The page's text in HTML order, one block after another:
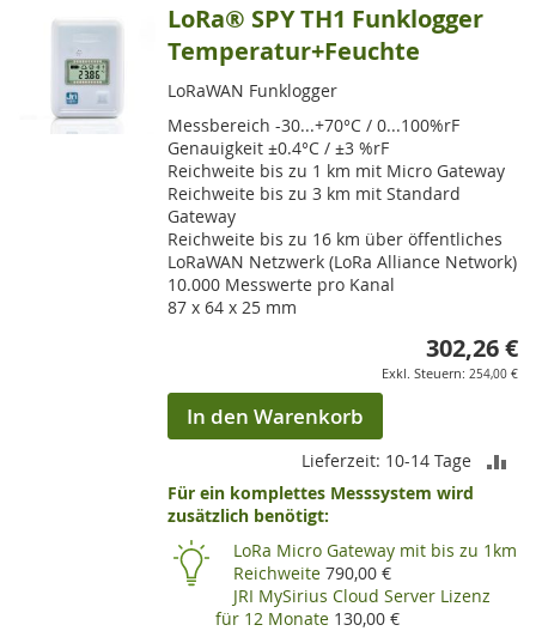
Seite
LoRa® SPY TH1 Funklogger
Temperatur+Feuchte
LoRaWAN Funklogger
Messbereich -30...+70°C / 0...100%rF
Genauigkeit ±0.4°C / ±3 %rF
Reichweite bis zu 1 km mit Micro Gateway
Reichweite bis zu 3 km mit Standard
Gateway
Reichweite bis zu 16 km über öffentliches
LoRaWAN Netzwerk (LoRa Alliance Network)
10.000 Messwerte pro Kanal
87 x 64 x 25 mm
302,26 €
254,00 €
In den Warenkorb
Lieferzeit: 10-14 Tage
Für ein komplettes Messsystem wird
zusätzlich benötigt:
LoRa Micro Gateway mit bis zu 1km
Reichweite 790,00 €
JRI MySirius Cloud Server Lizenz
für 12 Monate 130,00 €